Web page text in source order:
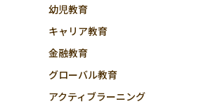
幼児教育
キャリア教育
金融教育
グローバル教育
アクティブラーニング